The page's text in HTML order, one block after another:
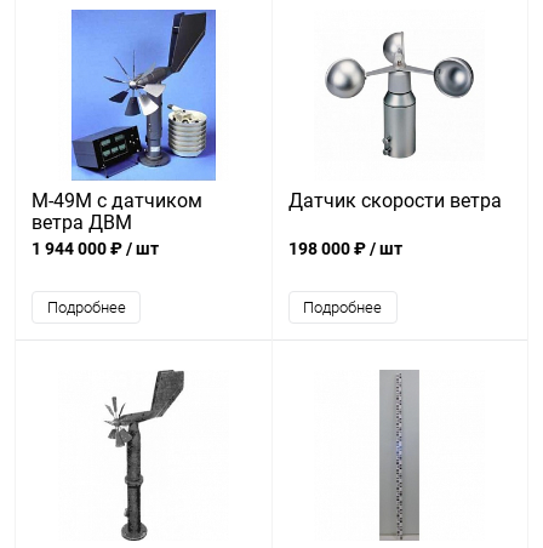
М-49М с датчиком
ветра ДВМ
1 944 000 ₽/ шт
Подробнее
Датчик скорости ветра
198 000 ₽/ шт
Подробнее